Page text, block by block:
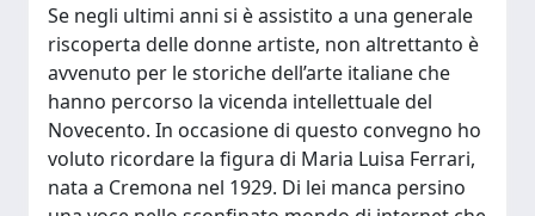
Se negli ultimi anni si è assistito a una generale
riscoperta delle donne artiste, non altrettanto è
avvenuto per le storiche dell’arte italiane che
hanno percorso la vicenda intellettuale del
Novecento. In occasione di questo convegno ho
voluto ricordare la figura di Maria Luisa Ferrari,
nata a Cremona nel 1929. Di lei manca persino